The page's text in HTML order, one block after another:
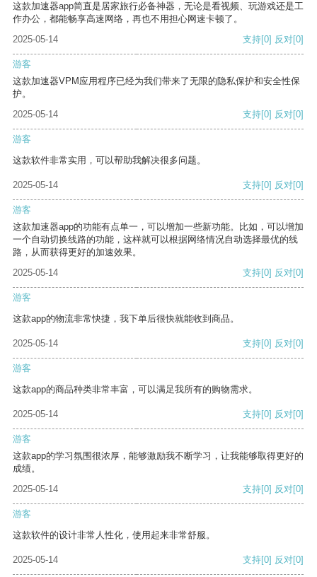
这款加速器app简直是居家旅行必备神器，无论是看视频、玩游戏还是工
作办公，都能畅享高速网络，再也不用担心网速卡顿了。
2025-05-14
支持[0] 反对[0]
游客
这款加速器VPM应用程序已经为我们带来了无限的隐私保护和安全性保
护。
2025-05-14
支持[0] 反对[0]
游客
这款软件非常实用，可以帮助我解决很多问题。
2025-05-14 支持[0] 反对[0]
游客
这款加速器app的功能有点单一，可以增加一些新功能。比如，可以增加
一个自动切换线路的功能，这样就可以根据网络情况自动选择最优的线
路，从而获得更好的加速效果。
2025-05-14
支持[0] 反对[0]
游客
这款app的物流非常快捷，我下单后很快就能收到商品。
2025-05-14 支持[0] 反对[0]
游客
这款app的商品种类非常丰富，可以满足我所有的购物需求。
2025-05-14 支持[0] 反对[0]
游客
这款app的学习氛围很浓厚，能够激励我不断学习，让我能够取得更好的
成绩。
2025-05-14
支持[0] 反对[0]
游客
这款软件的设计非常人性化，使用起来非常舒服。
2025-05-14 支持[0] 反对[0]